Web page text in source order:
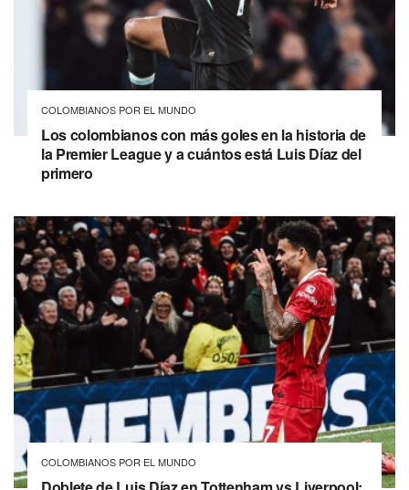
COLOMBIANOS POR EL MUNDO
Los colombianos con más goles en la historia de
la Premier League y a cuántos está Luis Díaz del
primero
COLOMBIANOS POR EL MUNDO